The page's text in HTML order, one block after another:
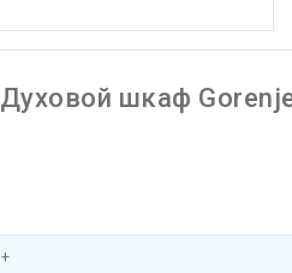
Духовой шкаф
+